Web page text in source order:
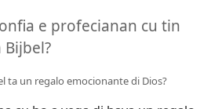
e profecianan cu tin
ta un regalo emocionante di Dios?